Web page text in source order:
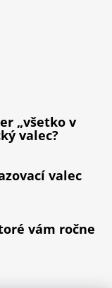
„všetko v
valec?
valec
vám ročne